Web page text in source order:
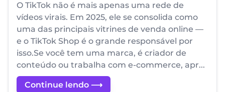
O TikTok não é mais apenas uma rede de
vídeos virais. Em 2025, ele se consolida como
uma das principais vitrines de venda online —
e o TikTok Shop é o grande responsável por
isso.Se você tem uma marca, é criador de
conteúdo ou trabalha com e-commerce, apr...
Continue lendo ⟶